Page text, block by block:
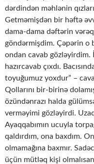
dərdindən məhlənin
Getməmişdən bir həftə
dama-dama dəftərin
göndərmişdim. Çəpərin o
ondan cavab
hazırcavab çıxdı.
toyuğumuz yoxdur” –
Qollarını bir-birinə
özündənrazı halda
verməyimi gözləyirdi.
Ayaqqabımın ucuyla
qaldırdım, ona baxdım.
olmamağına baxmır.
üçün mütləq kişi